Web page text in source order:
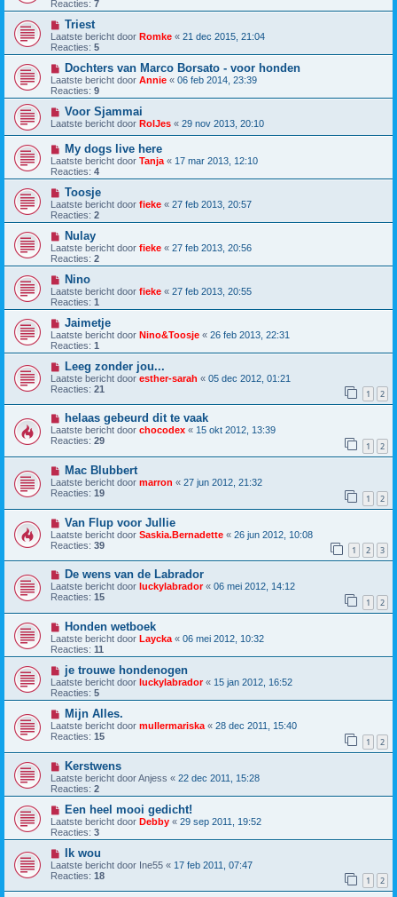
Reacties: 7
Triest
Laatste bericht door Romke « 21 dec 2015, 21:04
Reacties: 5
Dochters van Marco Borsato - voor honden
Laatste bericht door Annie « 06 feb 2014, 23:39
Reacties: 9
Voor Sjammai
Laatste bericht door RolJes « 29 nov 2013, 20:10
My dogs live here
Laatste bericht door Tanja « 17 mar 2013, 12:10
Reacties: 4
Toosje
Laatste bericht door fieke « 27 feb 2013, 20:57
Reacties: 2
Nulay
Laatste bericht door fieke « 27 feb 2013, 20:56
Reacties: 2
Nino
Laatste bericht door fieke « 27 feb 2013, 20:55
Reacties: 1
Jaimetje
Laatste bericht door Nino&Toosje « 26 feb 2013, 22:31
Reacties: 1
Leeg zonder jou...
Laatste bericht door esther-sarah « 05 dec 2012, 01:21
Reacties: 21 1 2
helaas gebeurd dit te vaak
Laatste bericht door chocodex « 15 okt 2012, 13:39
Reacties: 29 1 2
Mac Blubbert
Laatste bericht door marron « 27 jun 2012, 21:32
Reacties: 19 1 2
Van Flup voor Jullie
Laatste bericht door Saskia.Bernadette « 26 jun 2012, 10:08
Reacties: 39 1 2 3
De wens van de Labrador
Laatste bericht door luckylabrador« 06 mei 2012, 14:12
Reacties: 15 1 2
Honden wetboek
Laatste bericht door Laycka « 06 mei 2012, 10:32
Reacties: 11
je trouwe hondenogen
Laatste bericht door luckylabrador« 15 jan 2012, 16:52
Reacties: 5
Mijn Alles.
Laatste bericht door mullermariska « 28 dec 2011, 15:40
Reacties: 15 1 2
Kerstwens
Laatste bericht doorAnjess « 22 dec 2011, 15:28
Reacties: 2
Een heel mooi gedicht!
Laatste bericht door Debby « 29 sep 2011, 19:52
Reacties: 3
Ik wou
Laatste bericht door Ine55 « 17 feb 2011, 07:47
Reacties: 18 1 2